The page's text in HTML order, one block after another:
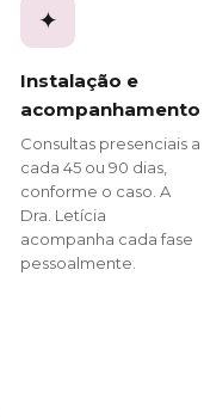
✦
Instalação e
acompanhamento
Consultas presenciais a
cada 45 ou 90 dias,
conforme o caso. A
Dra. Letícia
acompanha cada fase
pessoalmente.